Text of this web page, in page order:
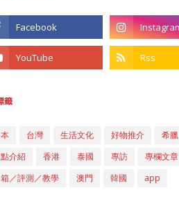
籤
台灣 生活文化 好物推介
希臘
介紹
香港 泰國 專訪
專欄文章
／評測／教學
澳門 韓國 app